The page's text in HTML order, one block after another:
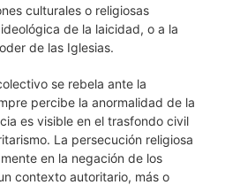
culturales o religiosas
de la laicidad, o a la
de las Iglesias.
se rebela ante la
percibe la anormalidad de la
es visible en el trasfondo civil
La persecución religiosa
en la negación de los
contexto autoritario, más o